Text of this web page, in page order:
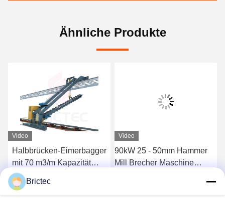
Ähnliche Produkte
Video
Halbbrücken-Eimerbagger
mit 70 m3/m Kapazität
1140 mm Armlänge und
24,5 kW Leistung für die
Materialvorbereitung
Plaudern Sie Jetzt
Video
90kW 25 - 50mm Hammer
Mill Brecher Maschine
Plaudern Sie Jetzt
Brictec